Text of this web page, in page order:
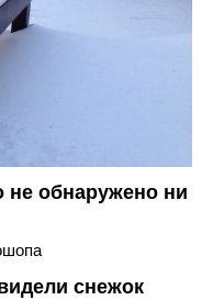
не обнаружено ни
снежок